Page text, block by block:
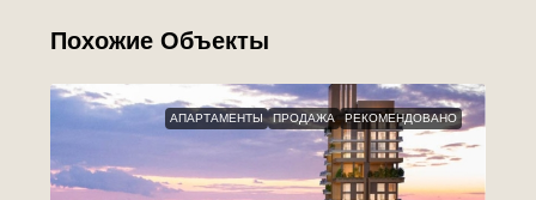
Похожие Объекты
АПАРТАМЕНТЫ ПРОДАЖА РЕКОМЕНДОВАНО